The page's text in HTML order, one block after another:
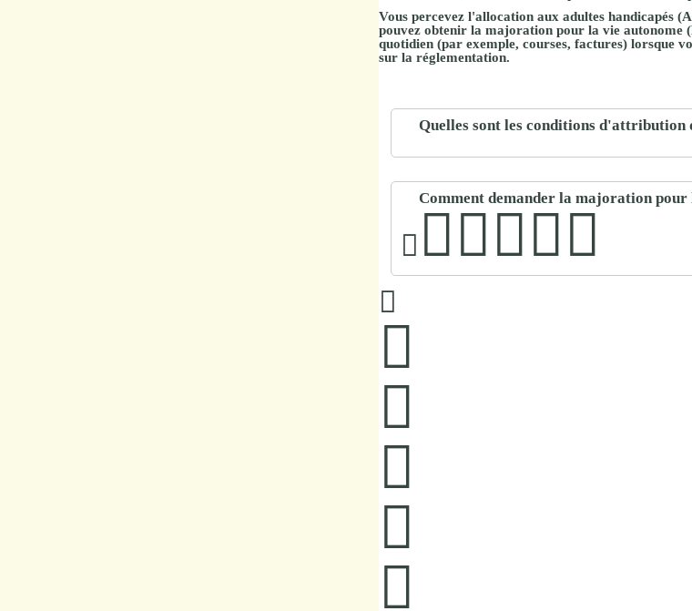
publics
scolaires
privés
Vous percevez l'allocation aux adultes handicapés
pouvez obtenir la majoration pour la vie autonome
quotidien (par exemple, courses, factures) lorsque
sur la réglementation.
Quelles sont les conditions
Comment demander la majoration pour